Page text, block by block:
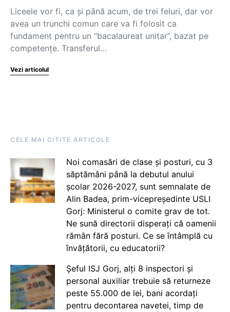
Liceele vor fi, ca și până acum, de trei feluri, dar vor
avea un trunchi comun care va fi folosit ca
fundament pentru un “bacalaureat unitar”, bazat pe
competențe. Transferul…
Vezi articolul
CELE MAI CITITE ARTICOLE
Noi comasări de clase și posturi, cu 3
săptămâni până la debutul anului
școlar 2026-2027, sunt semnalate de
Alin Badea, prim-vicepreședinte USLI
Gorj: Ministerul o comite grav de tot.
Ne sună directorii disperați că oamenii
rămân fără posturi. Ce se întâmplă cu
învățătorii, cu educatorii?
Șeful ISJ Gorj, alți 8 inspectori și
personal auxiliar trebuie să returneze
peste 55.000 de lei, bani acordați
pentru decontarea navetei, timp de